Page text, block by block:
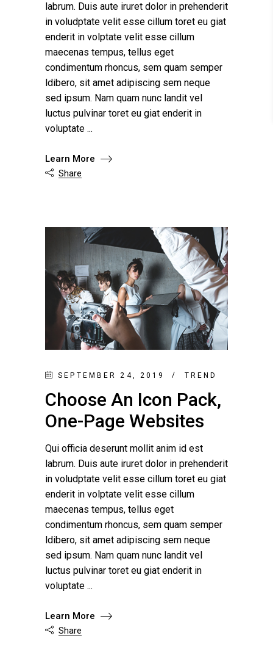
labrum. Duis aute iruret dolor in prehenderit
in voludptate velit esse cillum toret eu giat
enderit in volptate velit esse cillum
maecenas tempus, tellus eget
condimentum rhoncus, sem quam semper
ldibero, sit amet adipiscing sem neque
sed ipsum. Nam quam nunc landit vel
luctus pulvinar toret eu giat enderit in
voluptate
Learn More
 Share
SEPTEMBER 24, 2019 TREND
Choose An Icon Pack,
One-Page Websites
Qui officia deserunt mollit anim id est
labrum. Duis aute iruret dolor in prehenderit
in voludptate velit esse cillum toret eu giat
enderit in volptate velit esse cillum
maecenas tempus, tellus eget
condimentum rhoncus, sem quam semper
ldibero, sit amet adipiscing sem neque
sed ipsum. Nam quam nunc landit vel
luctus pulvinar toret eu giat enderit in
voluptate
Learn More
 Share